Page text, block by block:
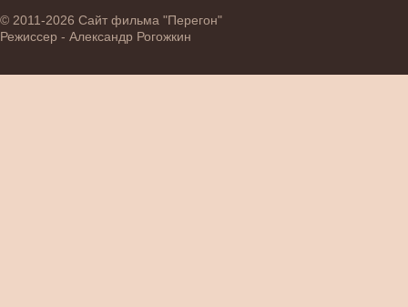
© 2011-2026 Сайт фильма "Перегон"
Режиссер - Александр Рогожкин